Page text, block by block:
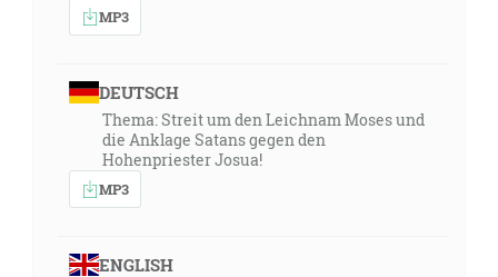
MP3
DEUTSCH
Thema: Streit um den Leichnam Moses und
die Anklage Satans gegen den
Hohenpriester Josua!
MP3
ENGLISH